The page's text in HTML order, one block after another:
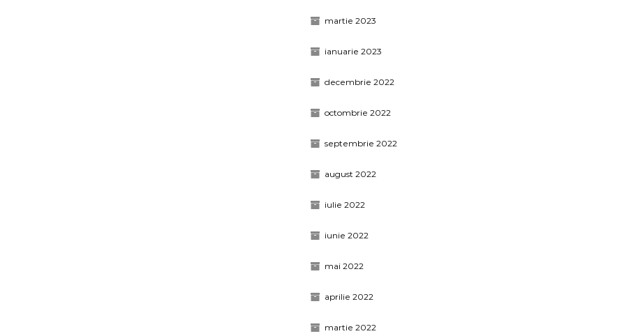
martie 2023
ianuarie 2023
decembrie 2022
octombrie 2022
septembrie 2022
august 2022
iulie 2022
iunie 2022
mai 2022
aprilie 2022
martie 2022